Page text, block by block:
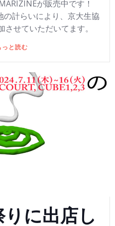
が販売中です！
計らいにより、京大生協
させていただいてます。
っと読む
に出店し